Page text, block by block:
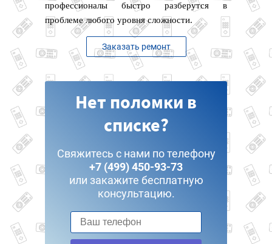
профессионалы быстро разберутся в
проблеме любого уровня сложности.
Заказать ремонт
Нет поломки в
списке?
Свяжитесь с нами по телефону
+7 (499) 450-93-73
или закажите бесплатную
консультацию.